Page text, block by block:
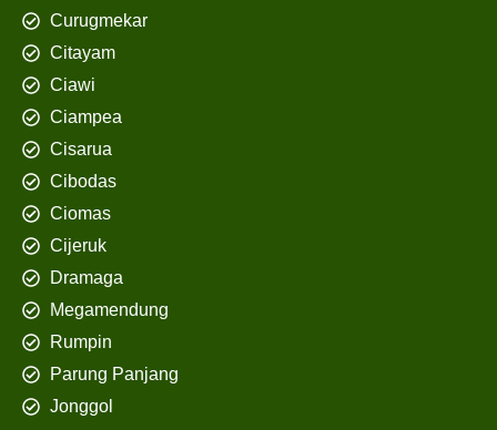
Curugmekar
Citayam
Ciawi
Ciampea
Cisarua
Cibodas
Ciomas
Cijeruk
Dramaga
Megamendung
Rumpin
Parung Panjang
Jonggol